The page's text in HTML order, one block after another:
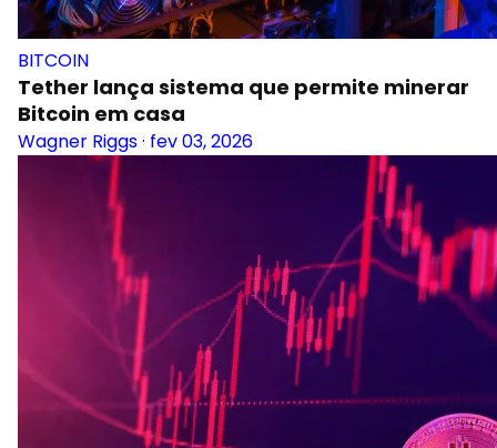
BITCOIN
Tether lança sistema que permite minerar
Bitcoin em casa
Wagner Riggs· fev 03, 2026